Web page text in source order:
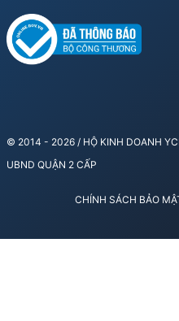
© 2014 - 2026 / HỘ KINH DOANH
UBND QUẬN 2 CẤP
CHÍNH SÁCH BẢO